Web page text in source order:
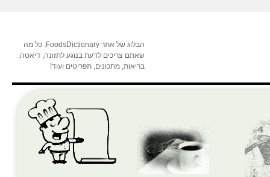
הבלוג של אתר FoodsDictionary, כל מה
שאתם צריכים לדעת בנוגע לתזונה, דיאטה,
בריאות, מתכונים, תפריטים ועוד!